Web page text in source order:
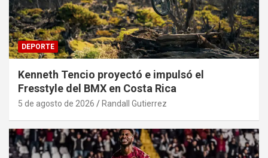
DEPORTE
Kenneth Tencio proyectó e impulsó el
Fresstyle del BMX en Costa Rica
5 de agosto de 2026 Randall Gutierrez